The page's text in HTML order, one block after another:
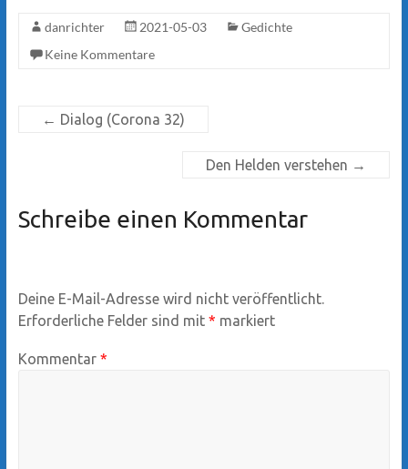
danrichter 2021-05-03
Gedichte
Keine Kommentare
← Dialog (Corona 32)
Den Helden verstehen →
Schreibe einen Kommentar
Deine E-Mail-Adresse wird nicht veröffentlicht.
Erforderliche Felder sind mit * markiert
Kommentar *